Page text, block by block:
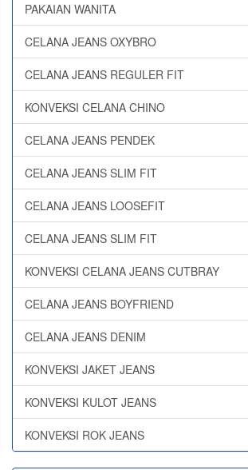
PAKAIAN WANITA
CELANA JEANS OXYBRO
CELANA JEANS REGULER FIT
KONVEKSI CELANA CHINO
CELANA JEANS PENDEK
CELANA JEANS SLIM FIT
CELANA JEANS LOOSEFIT
CELANA JEANS SLIM FIT
KONVEKSI CELANA JEANS CUTBRAY
CELANA JEANS BOYFRIEND
CELANA JEANS DENIM
KONVEKSI JAKET JEANS
KONVEKSI KULOT JEANS
KONVEKSI ROK JEANS